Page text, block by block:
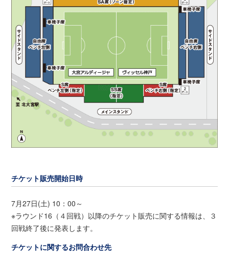
チケット販売開始日時
7月27日(土) 10：00～
※ラウンド16（４回戦）以降のチケット販売に関する情報は、３
回戦終了後に発表します。
チケットに関するお問合わせ先